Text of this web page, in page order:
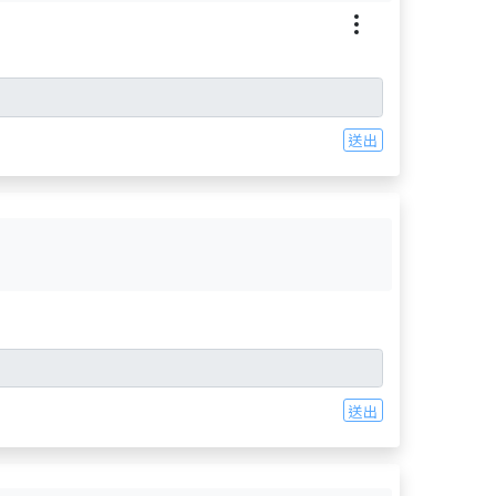
送出
送出